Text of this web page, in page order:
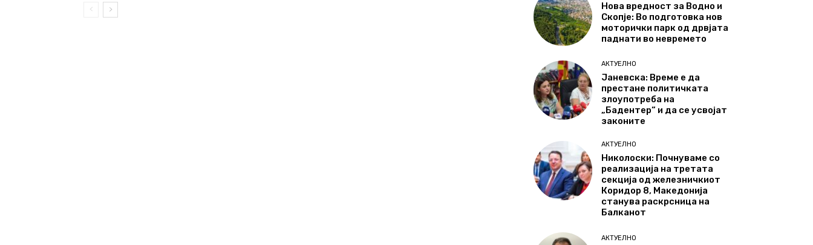
Нова вредност за Водно и
Скопје: Во подготовка нов
моторички парк од дрвјата
паднати во невремето
АКТУЕЛНО
Јаневска: Време е да
престане политичката
злоупотреба на
„Бадентер“ и да се усвојат
законите
АКТУЕЛНО
Николоски: Почнуваме со
реализација на третата
секција од железничкиот
Коридор 8, Македонија
станува раскрсница на
Балканот
АКТУЕЛНО